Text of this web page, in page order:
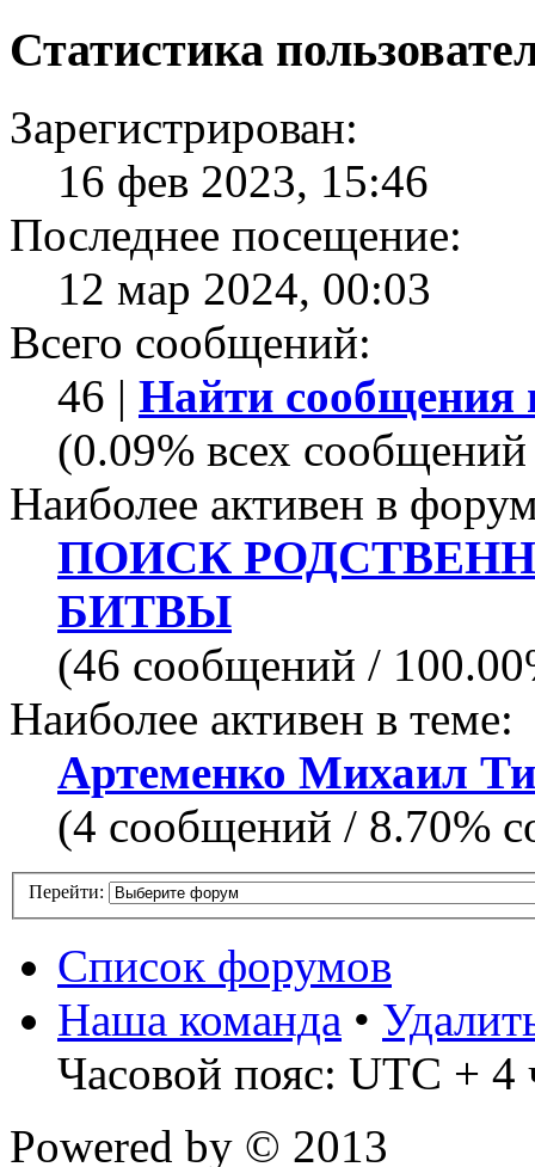
Статистика
Зарегистрирован:
16 фев 2023, 15:46
Последнее посещение:
12 мар 2024, 00:03
Всего сообщений:
46 | Найти сообщения
(0.09% всех
Наиболее активен в
ПОИСК
БИТВЫ
(46 сообщений /
Наиболее активен в теме:
Артеменко Михаил
(4 сообщений / 8.70%
Перейти:
Список форумов
Наша команда •
Часовой пояс: UTC + 4
Powered by © 2013